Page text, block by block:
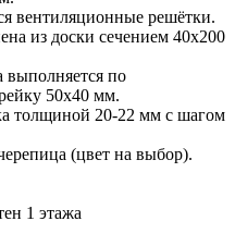
вентиляционные решётки.
из доски сечением 40х200
по
50х40 мм.
толщиной 20-22 мм с шагом
(цвет на выбор).
1 этажа